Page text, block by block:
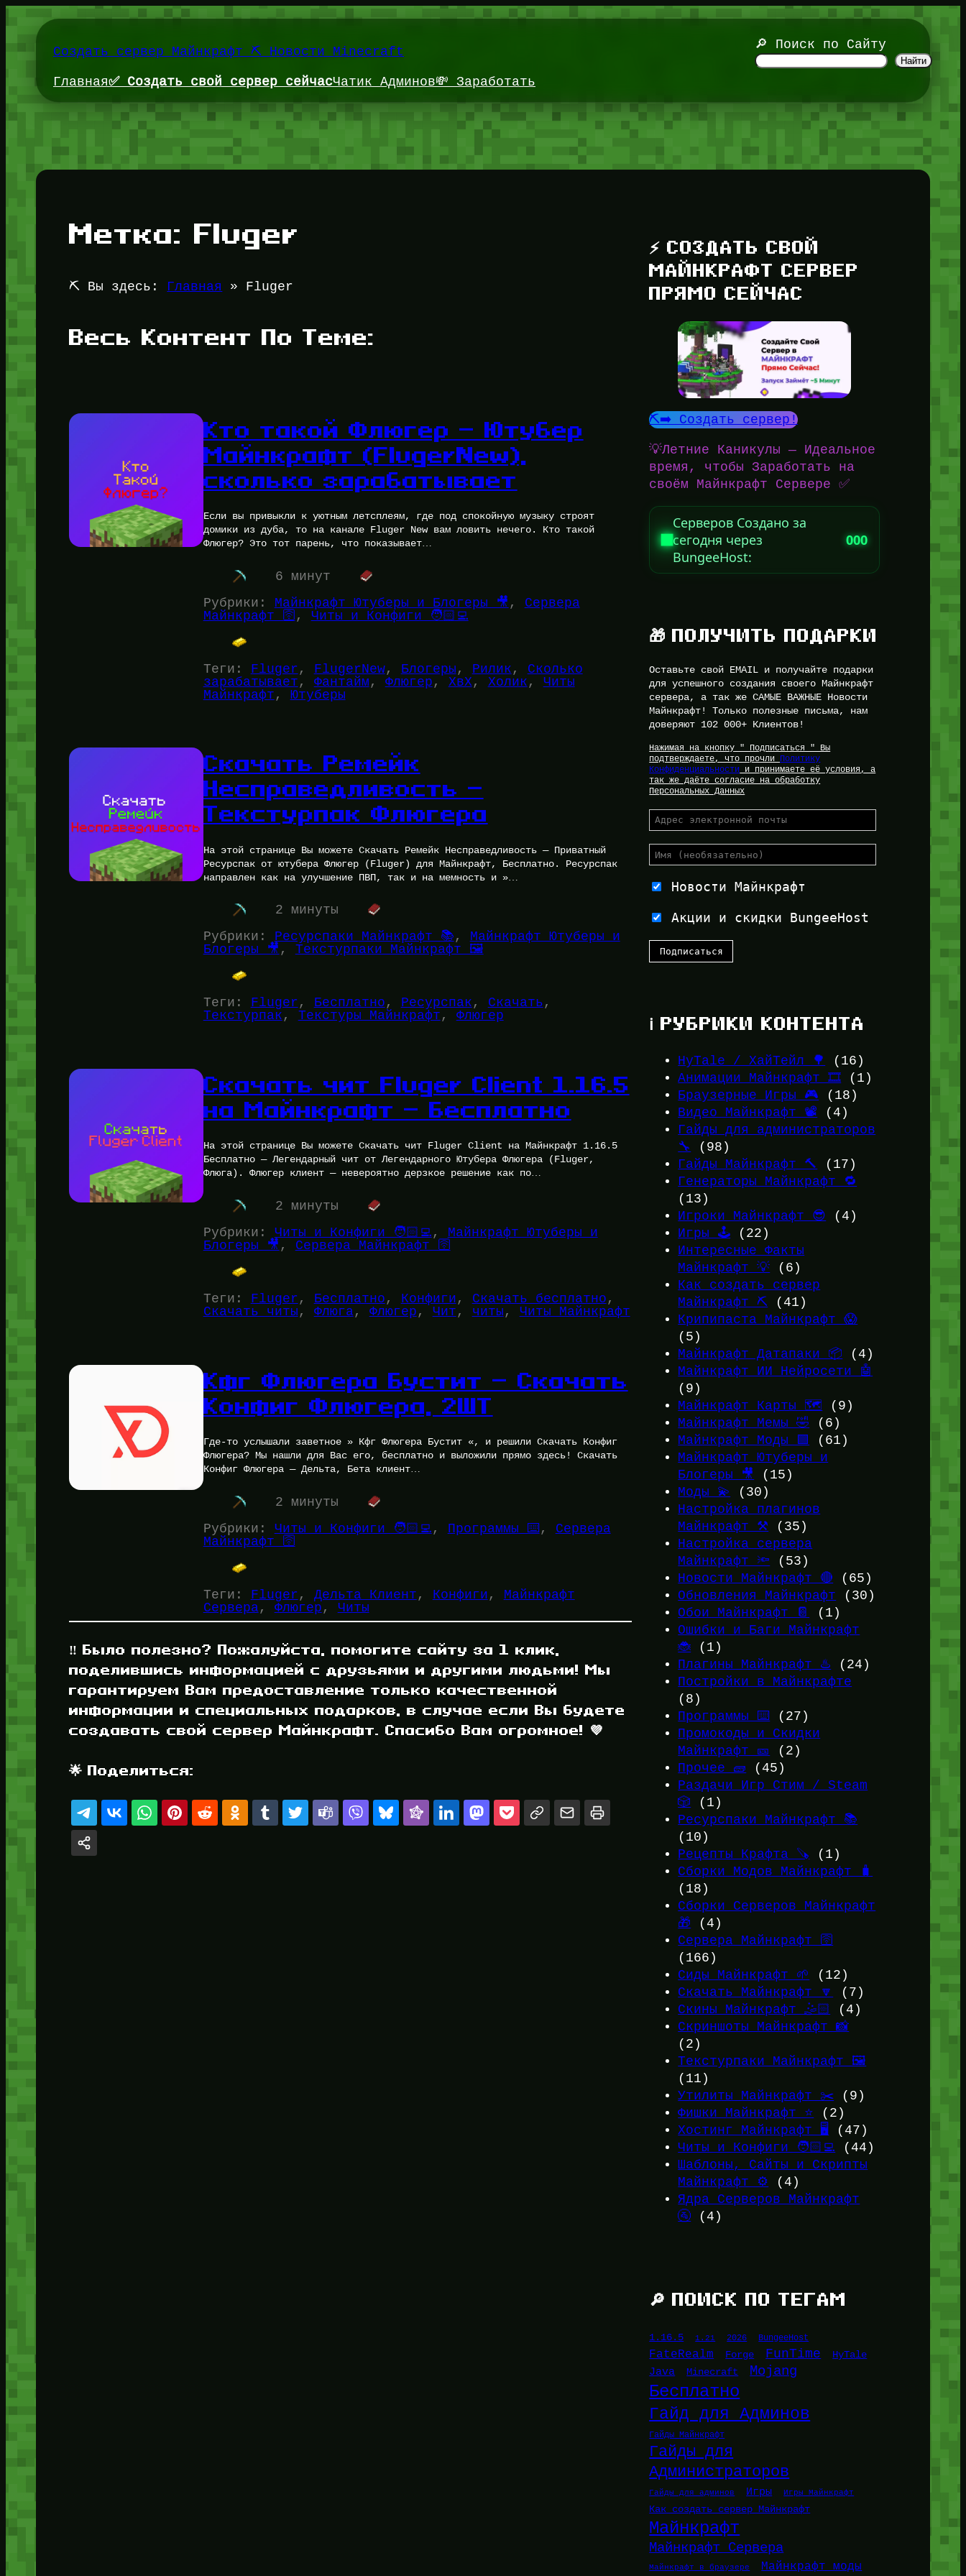
содержимомуСоздать сервер Майнкрафт ⛏️ Новости Minecraft
🔎 Поиск по Сайту
Найти
Главная✅ Создать свой сервер сейчасЧатик Админов💸 Заработать
Метка:Fluger
⛏️ Вы здесь: Главная » Fluger
Весь Контент По Теме:
Кто такой Флюгер — Ютубер
Майнкрафт (FlugerNew),
сколько зарабатывает
Если вы привыкли к уютным летсплеям, где под спокойную музыку строят
домики из дуба, то на канале Fluger New вам ловить нечего. Кто такой
Флюгер? Это тот парень, что показывает…
6 минут
Рубрики: Майнкрафт Ютуберы и Блогеры 🎥 , Сервера
Майнкрафт 🛜 , Читы и Конфиги 🧑🏻‍💻
Теги: Fluger , FlugerNew, Блогеры , Рилик , Сколько
зарабатывает , Фантайм , Флюгер , ХвХ, Холик , Читы
Майнкрафт , Ютуберы
Скачать Ремейк
Несправедливость —
Текстурпак Флюгера
На этой странице Вы можете Скачать Ремейк Несправедливость — Приватный
Ресурспак от ютубера Флюгер (Fluger) для Майнкрафт, Бесплатно. Ресурспак
направлен как на улучшение ПВП, так и на мемность и »…
2 минуты
Рубрики: Ресурспаки Майнкрафт 📚 , Майнкрафт Ютуберы и
Блогеры 🎥 , Текстурпаки Майнкрафт 🖼️
Теги: Fluger , Бесплатно , Ресурспак , Скачать
Текстурпак , Текстуры Майнкрафт , Флюгер
Скачать чит Fluger Client 1.16.5
на Майнкрафт — Бесплатно
На этой странице Вы можете Скачать чит Fluger Client на Майнкрафт 1.16.5
Бесплатно — Легендарный чит от Легендарного Ютубера Флюгера (Fluger,
Флюга). Флюгер клиент — невероятно дерзкое решение как по…
2 минуты
Рубрики: Читы и Конфиги 🧑🏻‍💻 , Майнкрафт Ютуберы и
Блогеры 🎥 , Сервера Майнкрафт 🛜
Теги: Fluger , Бесплатно , Конфиги , Скачать бесплатно
Скачать читы , Флюга, Флюгер , Чит , читы , Читы Майнкрафт
Кфг Флюгера Бустит — Скачать
Конфиг Флюгера, 2ШТ
Где-то услышали заветное » Кфг Флюгера Бустит «, и решили Скачать Конфиг
Флюгера? Мы нашли для Вас его, бесплатно и выложили прямо здесь! Скачать
Конфиг Флюгера — Дельта, Бета клиент…
2 минуты
Рубрики: Читы и Конфиги 🧑🏻‍💻 , Программы ⌨️, Сервера
Майнкрафт 🛜
Теги: Fluger , Дельта Клиент , Конфиги , Майнкрафт
Сервера, Флюгер , Читы
‼️ Было полезно? Пожалуйста, помогите сайту за 1 клик,
поделившись информацией с друзьями и другими людьми! Мы
гарантируем Вам предоставление только качественной
информации и специальных подарков, в случае если Вы будете
создавать свой сервер Майнкрафт. Спасибо Вам огромное! 💜
🌟 Поделиться:
⚡ СОЗДАТЬ СВОЙ
МАЙНКРАФТ СЕРВЕР
ПРЯМО СЕЙЧАС
⛏️➡️ Создать сервер!
💡Летние Каникулы — Идеальное
время, чтобы Заработать на
своём Майнкрафт Сервере ✅
Серверов Создано за
сегодня через
BungeeHost:
000
🎁 ПОЛУЧИТЬ ПОДАРКИ
Оставьте свой EMAIL и получайте подарки
для успешного создания своего Майнкрафт
сервера, а так же САМЫЕ ВАЖНЫЕ Новости
Майнкрафт! Только полезные письма, нам
доверяют 102 000+ Клиентов!
Нажимая на кнопку " Подписаться " Вы
подтверждаете, что прочли Политику
Конфиденциальности и принимаете её условия, а
так же даёте согласие на обработку
Персональных Данных
Новости Майнкрафт
Акции и скидки BungeeHost
ℹ️ РУБРИКИ КОНТЕНТА
HyTale / ХайТейл 🌳
(16)
Анимации Майнкрафт 🎞️ (1)
Браузерные Игры 🎮 (18)
Видео Майнкрафт 📽️ (4)
Гайды для администраторов
🔧
(98)
Гайды Майнкрафт 🔨
(17)
Генераторы Майнкрафт 🔁
(13)
Игроки Майнкрафт 😎 (4)
Игры 🕹️ (22)
Интересные Факты
Майнкрафт 💡 (6)
Как создать сервер
Майнкрафт ⛏️ (41)
Крипипаста Майнкрафт 😱
(5)
Майнкрафт Датапаки 📦 (4)
Майнкрафт ИИ Нейросети 🤖
(9)
Майнкрафт Карты 🗺️ (9)
Майнкрафт Мемы 🤣 (6)
Майнкрафт Моды 🟩
(61)
Майнкрафт Ютуберы и
Блогеры 🎥
(15)
Моды 💫
(30)
Настройка плагинов
Майнкрафт ⚒️ (35)
Настройка сервера
Майнкрафт 🔦 (53)
Новости Майнкрафт 🔴 (65)
Обновления Майнкрафт (30)
Обои Майнкрафт 📔
(1)
Ошибки и Баги Майнкрафт
🐞 (1)
Плагины Майнкрафт ♨️ (24)
Постройки в Майнкрафте
(8)
Программы ⌨️
(27)
Промокоды и Скидки
Майнкрафт 🎫
(2)
Прочее 🧱 (45)
Раздачи Игр Стим / Steam
🎲 (1)
Ресурспаки Майнкрафт 📚
(10)
Рецепты Крафта 🪚 (1)
Сборки Модов Майнкрафт 🧳
(18)
Сборки Серверов Майнкрафт
🎁 (4)
Сервера Майнкрафт 🛜
(166)
Сиды Майнкрафт 🌱
(12)
Скачать Майнкрафт 🔽
(7)
Скины Майнкрафт 🤹🏻
(4)
Скриншоты Майнкрафт 📸
(2)
Текстурпаки Майнкрафт 🖼️
(11)
Утилиты Майнкрафт ✂️ (9)
Фишки Майнкрафт ⭐ (2)
Хостинг Майнкрафт 🖥️
(47)
Читы и Конфиги 🧑🏻‍💻 (44)
Шаблоны, Сайты и Скрипты
Майнкрафт ⚙️ (4)
Ядра Серверов Майнкрафт
🚰 (4)
🔎 ПОИСК ПО ТЕГАМ
1.16.5 1.21 2026 BungeeHost
FateRealm Forge FunTime HyTale
Java Minecraft Mojang
Бесплатно
Гайд для Админов
Гайды Майнкрафт
Гайды для
Администраторов
Гайды для админов Игры Игры Майнкрафт
Как создать сервер Майнкрафт
Майнкрафт
Майнкрафт Сервера
Майнкрафт в браузере Майнкрафт моды